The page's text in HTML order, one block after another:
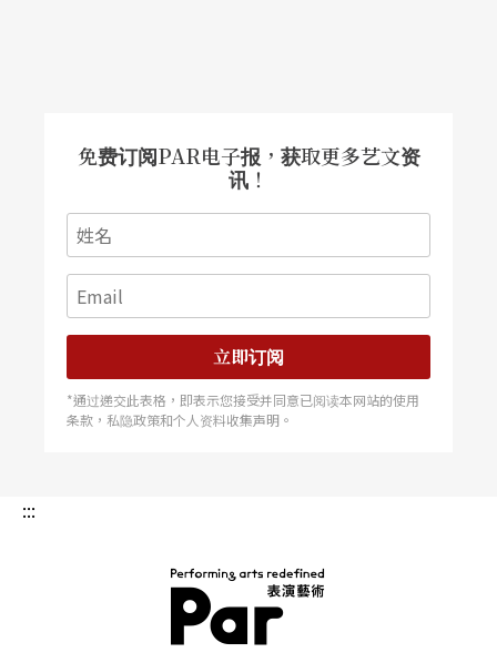
体，所有其他的方式，不管是肢体、音乐，还是灯
光，所有视觉与听觉的要素都得服膺于文字。威尔
森却正好反其道而行，他不是从文字，而是先从图
像入手。首先从不同的背景与彼此不相干的领域，
搜集图像、绘画、照片、明信片、电影剧照等，之
后，再进一步挑选，并转换成他戏剧制作的灵感材
料。正因对图像如此地重视，威尔森的戏，在德国
经常被解读为「意象剧场」（Bildertheater）。
合。威尔森曾说道：「我把自己所做的工作，当作
是一种视觉的音乐。」可是，何谓视觉的音乐呢？
免费订阅PAR电子报，获取更多艺文资
讯！
立即订阅
*通过递交此表格，即表示您接受并同意已阅读本网站的使用
条款，私隐政策和个人资料收集声明。
:::